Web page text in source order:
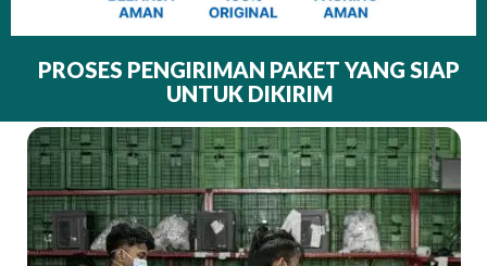
PROSES PENGIRIMAN PAKET YANG SIAP
UNTUK DIKIRIM